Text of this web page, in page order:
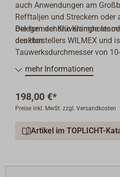
auch Anwendungen am
Refftaljen und Streckern oder
Belegen der Klüverringholer
denkbar.
Die formschöne Klampe
des Herstellers WILMEX und
Tauwerksdurchmesser von
mehr Informationen
198,00 €*
Preise inkl. MwSt. zzgl. Versandkosten
Artikel im TOPLICHT-